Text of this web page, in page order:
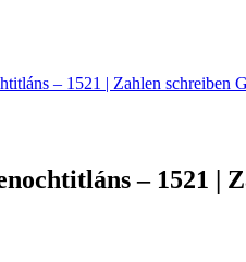
– 1521 | Zahlen schreiben
– 1521 |